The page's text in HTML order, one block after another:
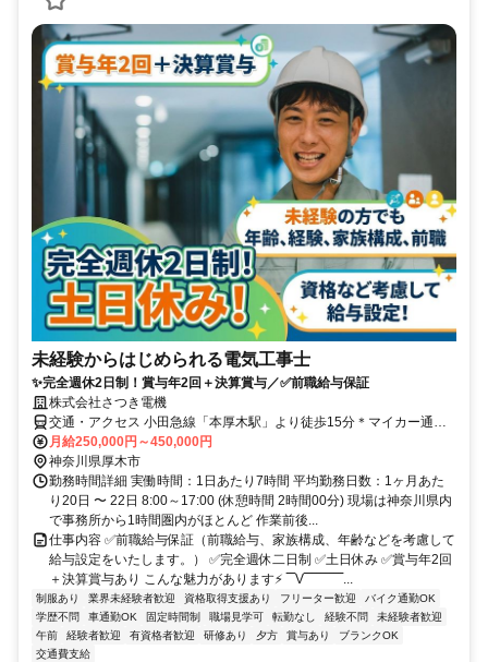
未経験からはじめられる電気工事士
✨完全週休2日制！賞与年2回＋決算賞与／✅前職給与保証
株式会社さつき電機
交通・アクセス 小田急線「本厚木駅」より徒歩15分＊マイカー通勤
も相談に応じます。
月給250,000円～450,000円
神奈川県厚木市
勤務時間詳細 実働時間：1日あたり7時間 平均勤務日数：1ヶ月あた
り20日 〜 22日 8:00～17:00 (休憩時間 2時間00分) 現場は神奈川県内
で事務所から1時間圏内がほとんど 作業前後...
仕事内容 ✅前職給与保証（前職給与、家族構成、年齢などを考慮して
給与設定をいたします。） ✅完全週休二日制 ✅土日休み ✅賞与年2回
＋決算賞与あり こんな魅力があります⚡ ‾‾V‾‾‾‾‾‾‾‾‾...
制服あり 業界未経験者歓迎 資格取得支援あり フリーター歓迎
バイク通勤OK
学歴不問
車通勤OK 固定時間制 職場見学可 転勤なし 経験不問
未経験者歓迎
午前
経験者歓迎 有資格者歓迎 研修あり 夕方 賞与あり
ブランクOK
交通費支給